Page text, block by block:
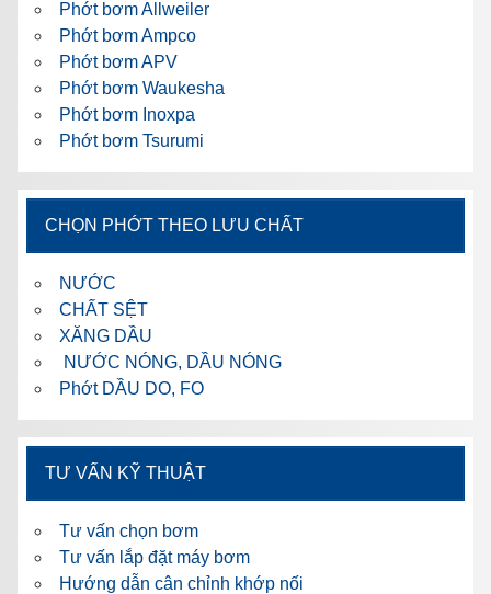
Phớt bơm Allweiler
Phớt bơm Ampco
Phớt bơm APV
Phớt bơm Waukesha
Phớt bơm Inoxpa
Phớt bơm Tsurumi
CHỌN PHỚT THEO LƯU CHẤT
NƯỚC
CHẤT SỆT
XĂNG DẦU
NƯỚC NÓNG, DẦU NÓNG
Phớt DẦU DO, FO
TƯ VẤN KỸ THUẬT
Tư vấn chọn bơm
Tư vấn lắp đặt máy bơm
Hướng dẫn cân chỉnh khớp nối